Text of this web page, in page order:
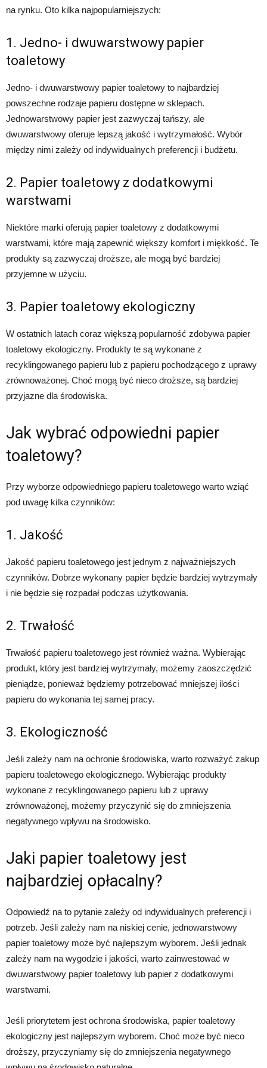
na rynku. Oto kilka najpopularniejszych:
1. Jedno- i dwuwarstwowy papier
toaletowy
Jedno- i dwuwarstwowy papier toaletowy to najbardziej
powszechne rodzaje papieru dostępne w sklepach.
Jednowarstwowy papier jest zazwyczaj tańszy, ale
dwuwarstwowy oferuje lepszą jakość i wytrzymałość. Wybór
między nimi zależy od indywidualnych preferencji i budżetu.
2. Papier toaletowy z dodatkowymi
warstwami
Niektóre marki oferują papier toaletowy z dodatkowymi
warstwami, które mają zapewnić większy komfort i miękkość. Te
produkty są zazwyczaj droższe, ale mogą być bardziej
przyjemne w użyciu.
3. Papier toaletowy ekologiczny
W ostatnich latach coraz większą popularność zdobywa papier
toaletowy ekologiczny. Produkty te są wykonane z
recyklingowanego papieru lub z papieru pochodzącego z uprawy
zrównoważonej. Choć mogą być nieco droższe, są bardziej
przyjazne dla środowiska.
Jak wybrać odpowiedni papier
toaletowy?
Przy wyborze odpowiedniego papieru toaletowego warto wziąć
pod uwagę kilka czynników:
1. Jakość
Jakość papieru toaletowego jest jednym z najważniejszych
czynników. Dobrze wykonany papier będzie bardziej wytrzymały
i nie będzie się rozpadał podczas użytkowania.
2. Trwałość
Trwałość papieru toaletowego jest również ważna. Wybierając
produkt, który jest bardziej wytrzymały, możemy zaoszczędzić
pieniądze, ponieważ będziemy potrzebować mniejszej ilości
papieru do wykonania tej samej pracy.
3. Ekologiczność
Jeśli zależy nam na ochronie środowiska, warto rozważyć zakup
papieru toaletowego ekologicznego. Wybierając produkty
wykonane z recyklingowanego papieru lub z uprawy
zrównoważonej, możemy przyczynić się do zmniejszenia
negatywnego wpływu na środowisko.
Jaki papier toaletowy jest
najbardziej opłacalny?
Odpowiedź na to pytanie zależy od indywidualnych preferencji i
potrzeb. Jeśli zależy nam na niskiej cenie, jednowarstwowy
papier toaletowy może być najlepszym wyborem. Jeśli jednak
zależy nam na wygodzie i jakości, warto zainwestować w
dwuwarstwowy papier toaletowy lub papier z dodatkowymi
warstwami.
Jeśli priorytetem jest ochrona środowiska, papier toaletowy
ekologiczny jest najlepszym wyborem. Choć może być nieco
droższy, przyczyniamy się do zmniejszenia negatywnego